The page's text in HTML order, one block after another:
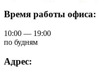
Время работы офиса:
10:00 — 19:00
по будням
Адрес: